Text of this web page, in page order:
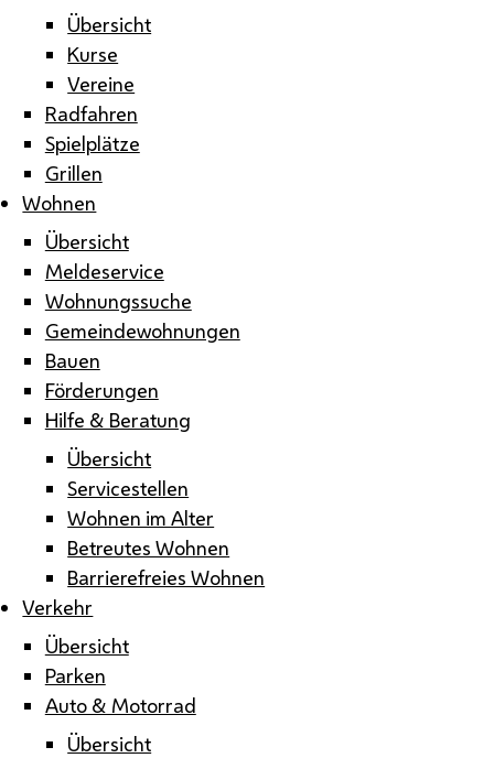
Übersicht
Kurse
Vereine
Radfahren
Spielplätze
Grillen
Wohnen
Übersicht
Meldeservice
Wohnungssuche
Gemeindewohnungen
Bauen
Förderungen
Hilfe & Beratung
Übersicht
Servicestellen
Wohnen im Alter
Betreutes Wohnen
Barrierefreies Wohnen
Verkehr
Übersicht
Parken
Auto & Motorrad
Übersicht